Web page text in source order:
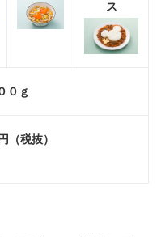
ス
０ｇ
（税抜）